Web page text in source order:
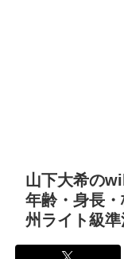
山下大希の
年齢・身長
州ライト級準